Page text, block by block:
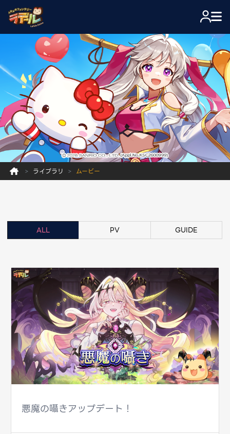
ライブラリ ムービー
ALL PV GUIDE
悪魔の囁きアップデート！